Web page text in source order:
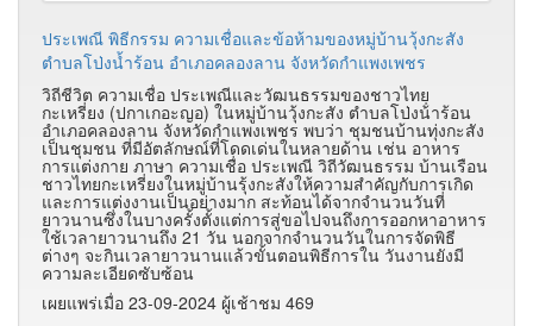
ประเพณี พิธีกรรม ความเชื่อและข้อห้ามของหมู่บ้านวุ้งกะสัง
ตำบลโป่งน้ำร้อน อำเภอคลองลาน จังหวัดกำแพงเพชร
วิถีชีวิต ความเชื่อ ประเพณีและวัฒนธรรมของชาวไทย
กะเหรี่ยง (ปกาเกอะญอ) ในหมู่บ้านวุ้งกะสัง ตําบลโป่งน้ําร้อน
อําเภอคลองลาน จังหวัดกําแพงเพชร พบว่า ชุมชนบ้านทุ่งกะสัง
เป็นชุมชน ที่มีอัตลักษณ์ที่โดดเด่นในหลายด้าน เช่น อาหาร
การแต่งกาย ภาษา ความเชื่อ ประเพณี วิถีวัฒนธรรม บ้านเรือน
ชาวไทยกะเหรี่ยงในหมู่บ้านรุ้งกะสังให้ความสําคัญกับการเกิด
และการแต่งงานเป็นอย่างมาก สะท้อนได้จากจํานวนวันที่
ยาวนานซึ่งในบางครั้งตั้งแต่การสู่ขอไปจนถึงการออกหาอาหาร
ใช้เวลายาวนานถึง 21 วัน นอกจากจํานวนวันในการจัดพิธี
ต่างๆ จะกินเวลายาวนานแล้วขั้นตอนพิธีการใน วันงานยังมี
ความละเอียดซับซ้อน
เผยแพร่เมื่อ 23-09-2024 ผู้เช้าชม 469